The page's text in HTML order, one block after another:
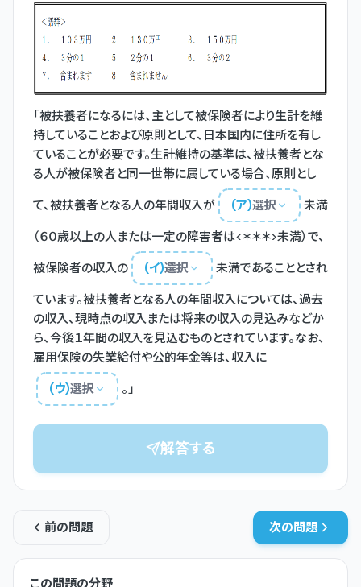
「被扶養者になるには、主として被保険者により生計を維
持していることおよび原則として、日本国内に住所を有し
ていることが必要です。生計維持の基準は、被扶養者とな
る人が被保険者と同一世帯に属している場合、原則とし
て、被扶養者となる人の年間収入が
(ア)選択
未満
（６０歳以上の人または一定の障害者は<＊＊＊>未満）で、
被保険者の収入の
(イ)選択
未満であることとされ
ています。被扶養者となる人の年間収入については、過去
の収入、現時点の収入または将来の収入の見込みなどか
ら、今後１年間の収入を見込むものとされています。なお、
雇用保険の失業給付や公的年金等は、収入に
(ウ)選択 。」
解答する
前の問題 次の問題
この問題の分野